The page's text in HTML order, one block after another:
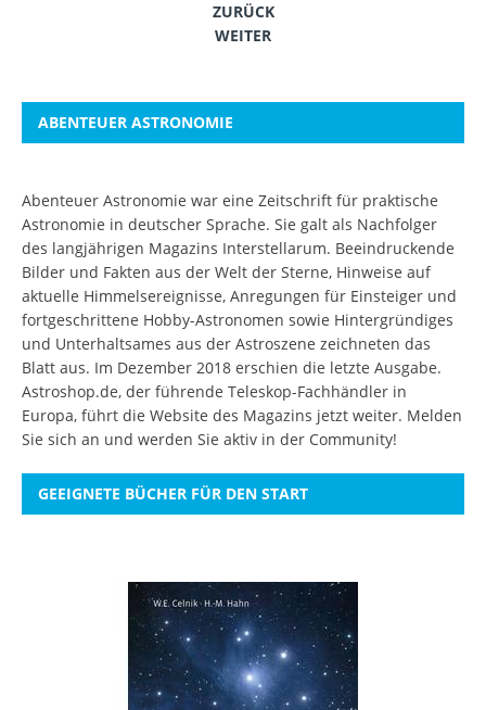
ZURÜCK
WEITER
ABENTEUER ASTRONOMIE
Abenteuer Astronomie war eine Zeitschrift für praktische
Astronomie in deutscher Sprache. Sie galt als Nachfolger
des langjährigen Magazins Interstellarum. Beeindruckende
Bilder und Fakten aus der Welt der Sterne, Hinweise auf
aktuelle Himmelsereignisse, Anregungen für Einsteiger und
fortgeschrittene Hobby-Astronomen sowie Hintergründiges
und Unterhaltsames aus der Astroszene zeichneten das
Blatt aus. Im Dezember 2018 erschien die letzte Ausgabe.
Astroshop.de, der führende Teleskop-Fachhändler in
Europa, führt die Website des Magazins jetzt weiter. Melden
Sie sich an und werden Sie aktiv in der Community!
GEEIGNETE BÜCHER FÜR DEN START